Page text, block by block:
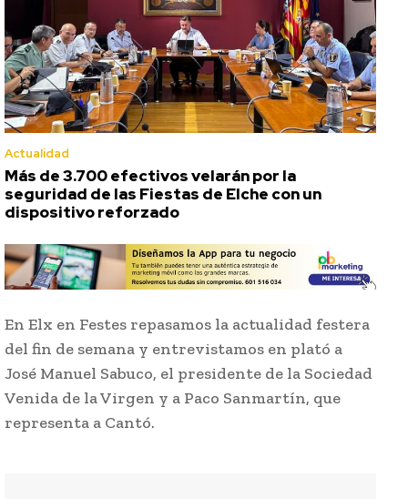
Actualidad
Más de 3.700 efectivos velarán por la
seguridad de las Fiestas de Elche con un
dispositivo reforzado
En Elx en Festes repasamos la actualidad festera
del fin de semana y entrevistamos en plató a
José Manuel Sabuco, el presidente de la Sociedad
Venida de la Virgen y a Paco Sanmartín, que
representa a Cantó.